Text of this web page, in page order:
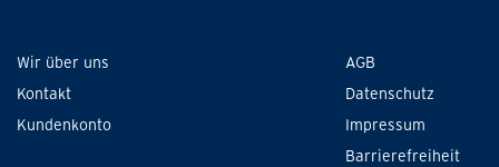
Wir über uns
Kontakt
Kundenkonto
AGB
Datenschutz
Impressum
Barrierefreiheit